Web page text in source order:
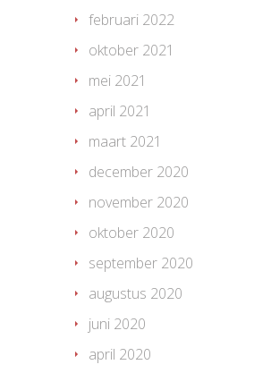
februari 2022
oktober 2021
mei 2021
april 2021
maart 2021
december 2020
november 2020
oktober 2020
september 2020
augustus 2020
juni 2020
april 2020